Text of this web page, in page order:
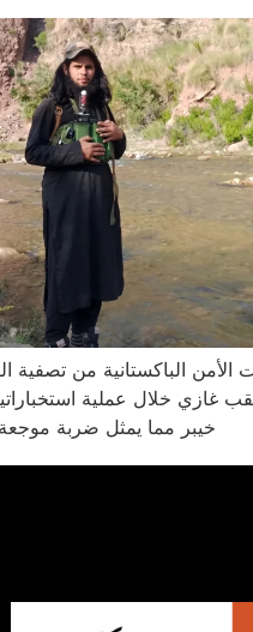
الباكستانية من تصفية
غازي خلال عملية
خيبر مما يمثل ضربة